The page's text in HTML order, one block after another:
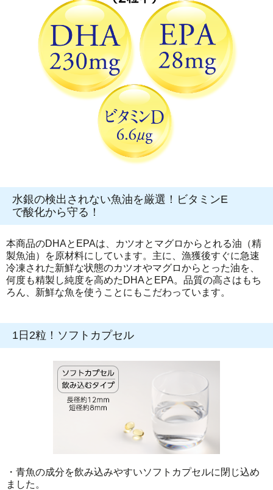
水銀の検出されない魚油を厳選！ビタミンE
で酸化から守る！
本商品のDHAとEPAは、カツオとマグロからとれる油（精
製魚油）を原材料にしています。主に、漁獲後すぐに急速
冷凍された新鮮な状態のカツオやマグロからとった油を、
何度も精製し純度を高めたDHAとEPA。品質の高さはもち
ろん、新鮮な魚を使うことにもこだわっています。
1日2粒！ソフトカプセル
・青魚の成分を飲み込みやすいソフトカプセルに閉じ込め
ました。